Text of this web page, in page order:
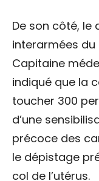
De son côté, le
interarmées du
Capitaine
indiqué que la
toucher 300
d’une
précoce des
le dépistage
col de l’utérus.